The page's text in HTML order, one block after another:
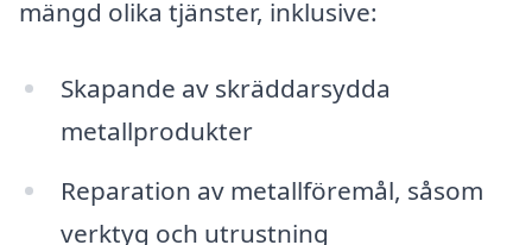
mängd olika tjänster, inklusive:
Skapande av skräddarsydda
metallprodukter
Reparation av metallföremål, såsom
verktyg och utrustning